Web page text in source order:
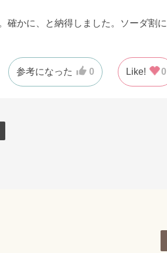
確かに、と納得しました。ソーダ割に
参考になった 0 Like! 0